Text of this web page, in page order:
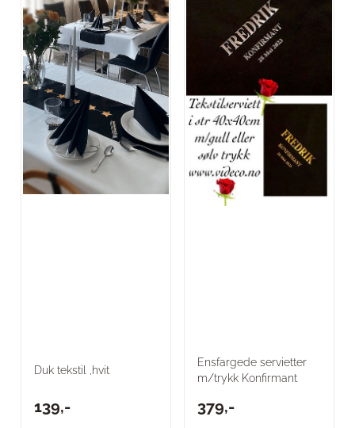
Duk tekstil ,hvit
139,-
Ensfargede servietter
m/trykk Konfirmant
379,-